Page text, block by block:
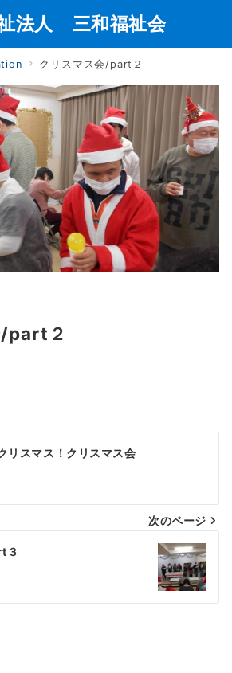
法人 三和福祉会
クリスマス会/part２
/part２
リスマス！クリスマス会
次のページ
３